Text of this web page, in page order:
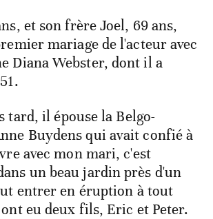
et son frère Joel, 69 ans,
mariage de l'acteur avec
Diana Webster, dont il a
tard, il épouse la Belgo-
Buydens qui avait confié à
avec mon mari, c'est
un beau jardin près d'un
entrer en éruption à tout
eu deux fils, Eric et Peter.